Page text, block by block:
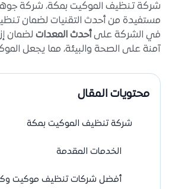
شركة تنظيف الموكيت بمكة، شركة
مستفيدة من أحدث التقنيات لضمان
في الشركة علىأحدث المعدات لضمان
آمنة على الصحة والبيئة، مما يجعل
محتويات المقال
شركة تنظيف الموكيت بمكة
الخدمات المقدمة
أفضل شركات تنظيف موكيت